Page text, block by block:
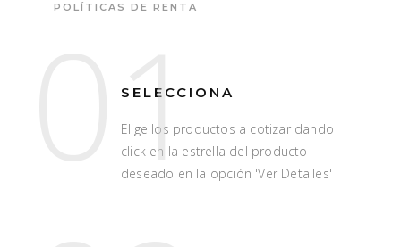
POLÍTICAS DE RENTA
01
SELECCIONA
Elige los productos a cotizar dando
click en la estrella del producto
deseado en la opción 'Ver Detalles'